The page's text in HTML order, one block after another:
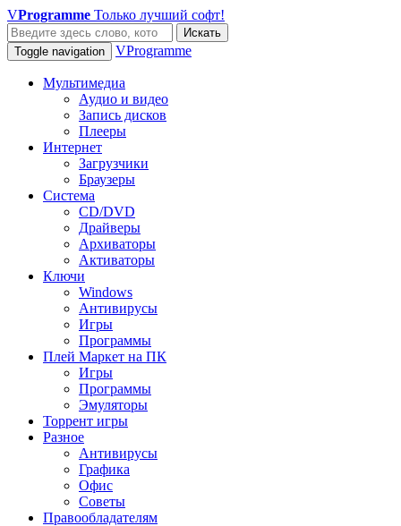
VProgramme Только лучший софт!
Искать
Toggle navigation
VProgramme
Мультимедиа
Аудио и видео
Запись дисков
Плееры
Интернет
Загрузчики
Браузеры
Система
CD/DVD
Драйверы
Архиваторы
Активаторы
Ключи
Windows
Антивирусы
Игры
Программы
Плей Маркет на ПК
Игры
Программы
Эмуляторы
Торрент игры
Разное
Антивирусы
Графика
Офис
Советы
Правообладателям